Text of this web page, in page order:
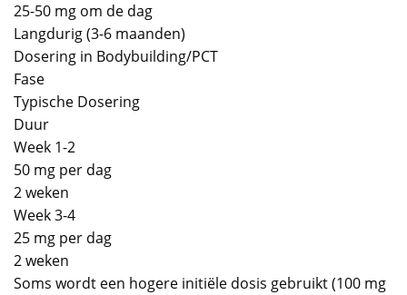
25-50 mg om de dag
Langdurig (3-6 maanden)
Dosering in Bodybuilding/PCT
Fase
Typische Dosering
Duur
Week 1-2
50 mg per dag
2 weken
Week 3-4
25 mg per dag
2 weken
Soms wordt een hogere initiële dosis gebruikt (100 mg